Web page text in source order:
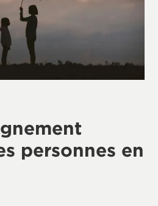
personnes en